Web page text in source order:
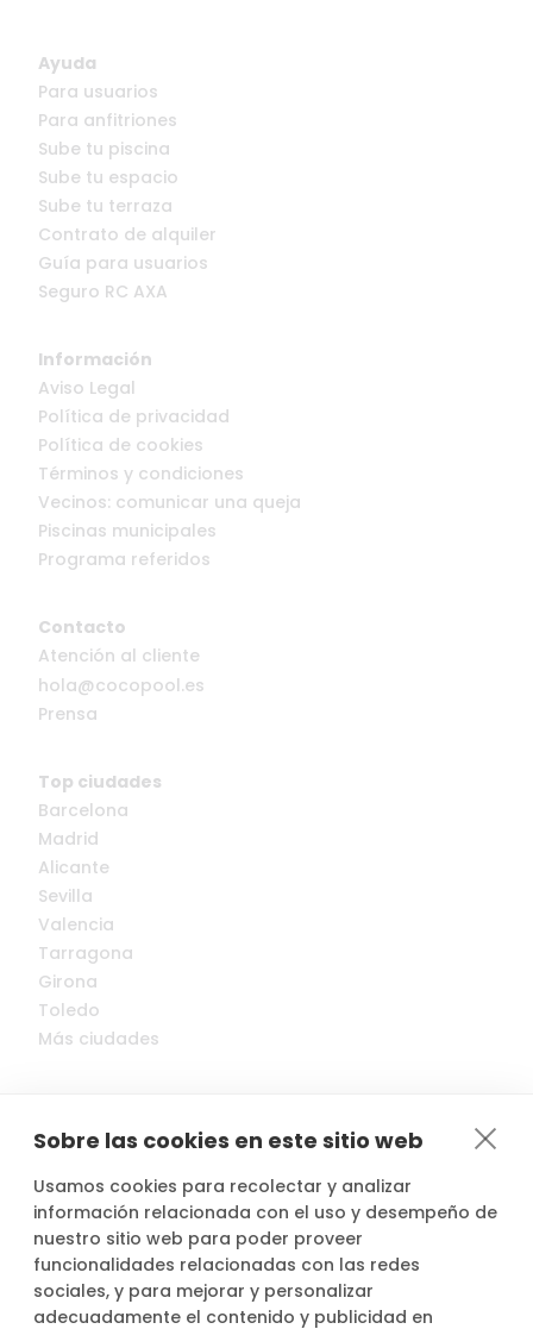
Sobre las cookies en este sitio web
Usamos cookies para recolectar y analizar
información relacionada con el uso y desempeño de
nuestro sitio web para poder proveer
funcionalidades relacionadas con las redes
sociales, y para mejorar y personalizar
adecuadamente el contenido y publicidad en
© 2022-2026 Cocopool, Inc. All rights reserved.
 Anfitriones asegurados*
Ayuda
Para usuarios
Para anfitriones
Sube tu piscina
Sube tu espacio
Sube tu terraza
Contrato de alquiler
Guía para usuarios
Seguro RC AXA
Información
Aviso Legal
Política de privacidad
Política de cookies
Términos y condiciones
Vecinos: comunicar una queja
Piscinas municipales
Programa referidos
Contacto
Atención al cliente
hola@cocopool.es
Prensa
Top ciudades
Barcelona
Madrid
Alicante
Sevilla
Valencia
Tarragona
Girona
Toledo
Más ciudades